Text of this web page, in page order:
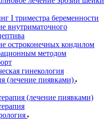
I триместра беременности
внутриматочного
остроконечных кондилом
методом
гинекология
(лечение пиявками)
(лечение пиявками)